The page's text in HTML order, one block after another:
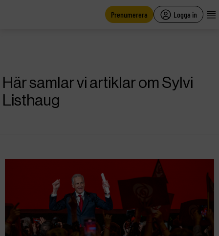
Prenumerera Logga in
Här samlar vi artiklar om Sylvi
Listhaug